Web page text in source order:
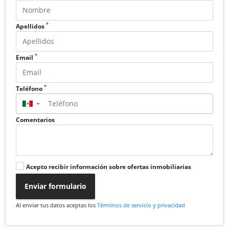
Apellidos *
Email *
Teléfono *
▼
Comentarios
Acepto recibir información sobre ofertas inmobiliarias
Enviar formulario
Al enviar tus datos aceptas los Términos de servicio y privacidad